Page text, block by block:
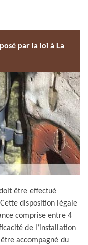
par la loi à La
être effectué
disposition légale
comprise entre 4
de l’installation
accompagné du